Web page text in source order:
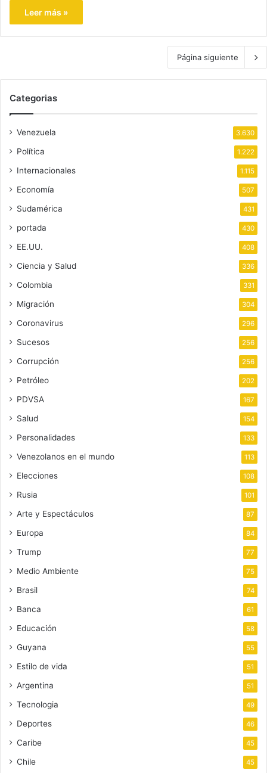
Leer más »
Página siguiente
Categorias
Venezuela 3.630
Política 1.222
Internacionales 1.115
Economía 507
Sudamérica 431
portada 430
EE.UU. 408
Ciencia y Salud 336
Colombia 331
Migración 304
Coronavirus 296
Sucesos 256
Corrupción 256
Petróleo 202
PDVSA 167
Salud 154
Personalidades 133
Venezolanos en el mundo 113
Elecciones 108
Rusia 101
Arte y Espectáculos 87
Europa 84
Trump 77
Medio Ambiente 75
Brasil 74
Banca 61
Educación 58
Guyana 55
Estilo de vida 51
Argentina 51
Tecnologia 49
Deportes 46
Caribe 45
Chile 45